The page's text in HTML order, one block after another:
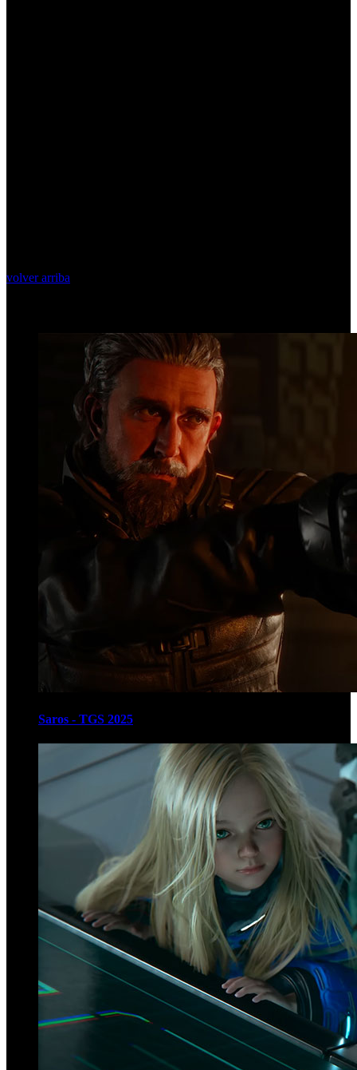
volver arriba
Saros - TGS 2025